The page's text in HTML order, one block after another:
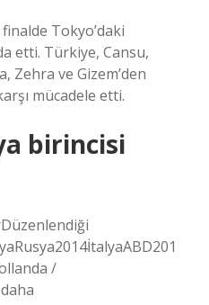
finalde Tokyo’daki
etti. Türkiye, Cansu,
Zehra ve Gizem’den
mücadele etti.
birincisi
/